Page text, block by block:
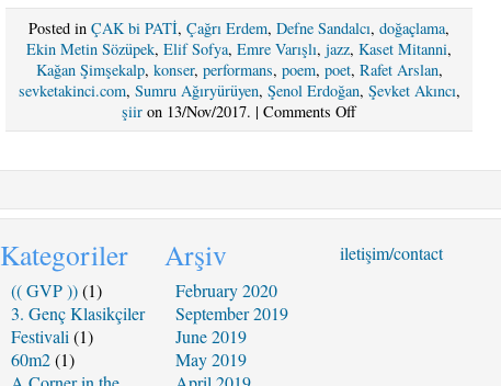
Posted in ÇAK bi PATİ, Çağrı Erdem, Defne Sandalcı, doğaçlama,
Ekin Metin Sözüpek, Elif Sofya, Emre Varışlı, jazz, Kaset Mitanni,
Kağan Şimşekalp, konser, performans, poem, poet, Rafet Arslan,
sevketakinci.com, Sumru Ağıryürüyen, Şenol Erdoğan, Şevket Akıncı,
şiir on 13/Nov/2017. | Comments Offon
ÇARŞAMBA
KASIM
Take
AID
Kategoriler
(( GVP ))(1)
3. Genç Klasikçiler
Festivali (1)
60m2(1)
Arşiv
February 2020
September 2019
June 2019
May 2019
iletişim/contact